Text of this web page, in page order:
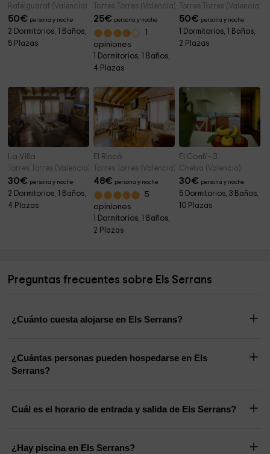
Rafelguaraf (Valencia)
50€ persona y noche
2 Dormitorios, 1 Baños,
5 Plazas
Torres Torres (Valencia)
25€ persona y noche
opiniones
1 Dormitorios, 1 Baños,
4 Plazas
Torres Torres (Valencia)
50€ persona y noche
1 Dormitorios, 1 Baños,
2 Plazas
La Villa
Torres Torres (Valencia)
30€ persona y noche
2 Dormitorios, 1 Baños,
4 Plazas
El Rincó
Torres Torres (Valencia)
48€ persona y noche
5
opiniones
1 Dormitorios, 1 Baños,
2 Plazas
El Confí - 3
Chelva (Valencia)
30€ persona y noche
5 Dormitorios, 3 Baños,
10 Plazas
Preguntas frecuentes sobre Els Serrans
¿Cuánto cuesta alojarse en Els Serrans?
¿Cuántas personas pueden hospedarse en Els
Serrans?
Cuál es el horario de entrada y salida de Els Serrans?
¿Hay piscina en Els Serrans?